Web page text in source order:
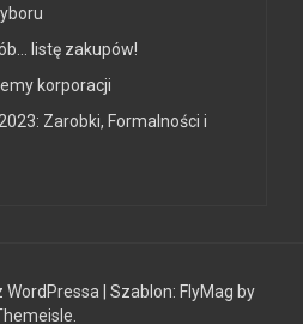
listę zakupów!
korporacji
Zarobki, Formalności i
WordPressa | Szablon: FlyMag by